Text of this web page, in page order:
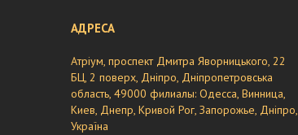
Атріум, проспект Дмитра Яворницького, 22
БЦ, 2 поверх, Дніпро, Дніпропетровська
область, 49000 филиалы: Одесса, Винница,
Киев, Днепр, Кривой Рог, Запорожье, Дніпро,
Україна